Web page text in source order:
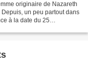
originaire de Nazareth
un peu partout dans
à la date du 25